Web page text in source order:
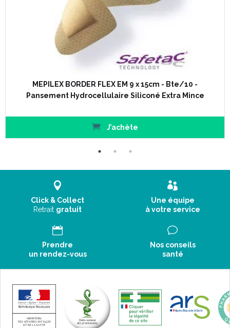
MEPILEX BORDER FLEX EM 9 x 15cm - Bte/10 -
Pansement Hydrocellulaire Siliconé Extra Mince
J’achète
Click & Collect
Retrait gratuit
Une équipe
à votre service
Prendre
un rendez-vous
Nos conseils
santé